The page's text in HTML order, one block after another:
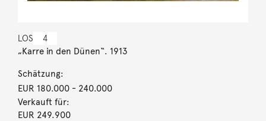
LOS 4
„Karre in den Dünen“. 1913
Schätzung:
EUR 180.000- 240.000
Verkauft für:
EUR 249.900